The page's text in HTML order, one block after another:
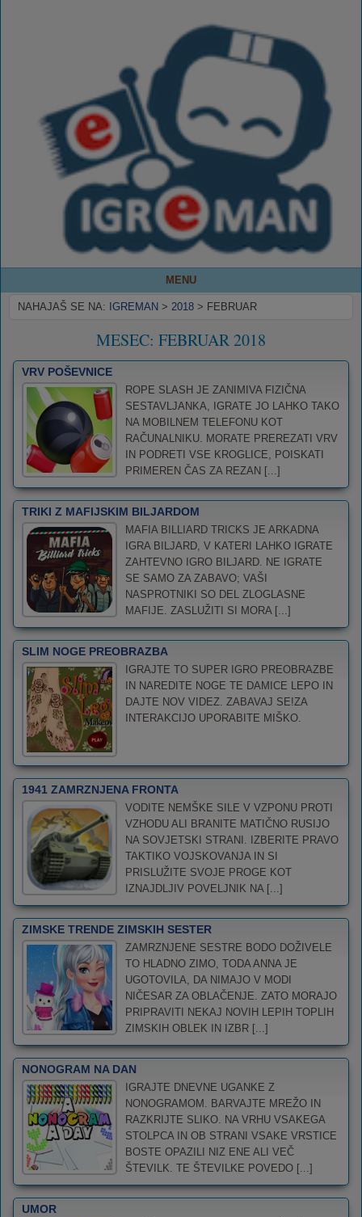
MENU
NAHAJAŠ SE NA: IGREMAN > 2018 > FEBRUAR
MESEC: FEBRUAR 2018
VRV POŠEVNICE
ROPE SLASH JE ZANIMIVA FIZIČNA
SESTAVLJANKA, IGRATE JO LAHKO TAKO
NA MOBILNEM TELEFONU KOT
RAČUNALNIKU. MORATE PREREZATI VRV
IN PODRETI VSE KROGLICE, POISKATI
PRIMEREN ČAS ZA REZAN [...]
TRIKI Z MAFIJSKIM BILJARDOM
MAFIA BILLIARD TRICKS JE ARKADNA
IGRA BILJARD, V KATERI LAHKO IGRATE
ZAHTEVNO IGRO BILJARD. NE IGRATE
SE SAMO ZA ZABAVO; VAŠI
NASPROTNIKI SO DEL ZLOGLASNE
MAFIJE. ZASLUŽITI SI MORA [...]
SLIM NOGE PREOBRAZBA
IGRAJTE TO SUPER IGRO PREOBRAZBE
IN NAREDITE NOGE TE DAMICE LEPO IN
DAJTE NOV VIDEZ. ZABAVAJ SE!ZA
INTERAKCIJO UPORABITE MIŠKO.
1941 ZAMRZNJENA FRONTA
VODITE NEMŠKE SILE V VZPONU PROTI
VZHODU ALI BRANITE MATIČNO RUSIJO
NA SOVJETSKI STRANI. IZBERITE PRAVO
TAKTIKO VOJSKOVANJA IN SI
PRISLUŽITE SVOJE PROGE KOT
IZNAJDLJIV POVELJNIK NA [...]
ZIMSKE TRENDE ZIMSKIH SESTER
ZAMRZNJENE SESTRE BODO DOŽIVELE
TO HLADNO ZIMO, TODA ANNA JE
UGOTOVILA, DA NIMAJO V MODI
NIČESAR ZA OBLAČENJE. ZATO MORAJO
PRIPRAVITI NEKAJ NOVIH LEPIH TOPLIH
ZIMSKIH OBLEK IN IZBR [...]
NONOGRAM NA DAN
IGRAJTE DNEVNE UGANKE Z
NONOGRAMOM. BARVAJTE MREŽO IN
RAZKRIJTE SLIKO. NA VRHU VSAKEGA
STOLPCA IN OB STRANI VSAKE VRSTICE
BOSTE OPAZILI NIZ ENE ALI VEČ
ŠTEVILK. TE ŠTEVILKE POVEDO [...]
UMOR